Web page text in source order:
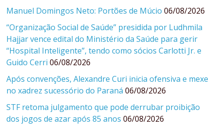
Manuel Domingos Neto: Portões de Múcio 06/08/2026
“Organização Social de Saúde” presidida por Ludhmila
Hajjar vence edital do Ministério da Saúde para gerir
“Hospital Inteligente”, tendo como sócios Carlotti Jr. e
Guido Cerri 06/08/2026
Após convenções, Alexandre Curi inicia ofensiva e mexe
no xadrez sucessório do Paraná 06/08/2026
STF retoma julgamento que pode derrubar proibição
dos jogos de azar após 85 anos 06/08/2026